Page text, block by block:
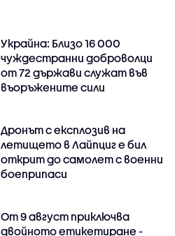
Украйна: Близо 16 000
чуждестранни доброволци
от 72 държави служат във
въоръжените сили
Дронът с експлозив на
летището в Лайпциг е бил
открит до самолет с военни
боеприпаси
От 9 август приключва
двойното етикетиране -